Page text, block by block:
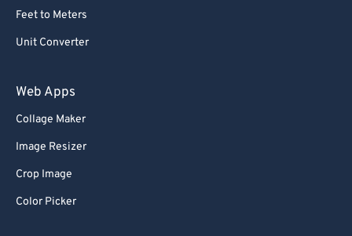
Feet to Meters
Unit Converter
Web Apps
Collage Maker
Image Resizer
Crop Image
Color Picker